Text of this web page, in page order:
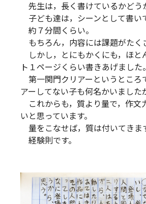
先生は，長く書けているかどう
子ども達は，シーンとして書い
約７分間くらい。
もちろん，内容には課題がたく
しかし，とにもかくにも，ほと
ト１ページくらい書きあげました。
第一関門クリアーというところ
アーしてない子も何名かいました
これからも，質より量で，作文
いと思っています。
量をこなせば，質は付いてきま
経験則です。